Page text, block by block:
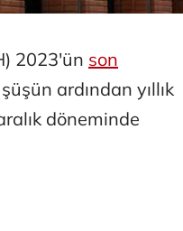
2023'ün son
ardından yıllık
döneminde